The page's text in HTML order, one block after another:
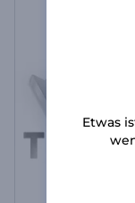
Etwas